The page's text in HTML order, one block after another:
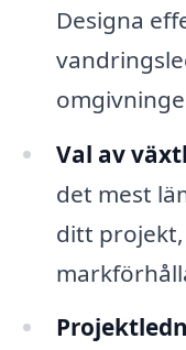
Designa
Val av
det mest
ditt